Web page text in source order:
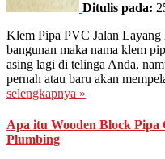
Ditulis pada:
Klem Pipa PVC Jalan
bangunan maka nama klem
asing lagi di telinga Anda,
pernah atau baru akan
selengkapnya »
Apa itu Wooden Block Pipa
Plumbing